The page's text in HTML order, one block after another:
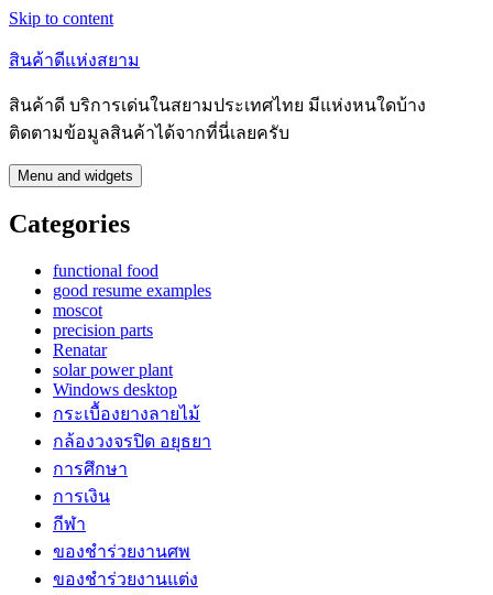
Skip to content
สินค้าดีแห่งสยาม
สินค้าดี บริการเด่นในสยามประเทศไทย มีแห่งหนใดบ้าง
ติดตามข้อมูลสินค้าได้จากที่นี่เลยครับ
Menu and widgets
Categories
functional food
good resume examples
moscot
precision parts
Renatar
solar power plant
Windows desktop
กระเบื้องยางลายไม้
กล้องวงจรปิด อยุธยา
การศึกษา
การเงิน
กีฬา
ของชำร่วยงานศพ
ของชำร่วยงานแต่ง